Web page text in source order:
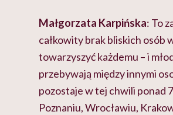
Małgorzata Karpińska: To
całkowity brak bliskich osób
towarzyszyć każdemu – i
przebywają między innymi
pozostaje w tej chwili ponad
Poznaniu, Wrocławiu,